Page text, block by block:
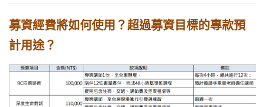
募資經費將如何使用？超過募資目標的專款預
計用途？